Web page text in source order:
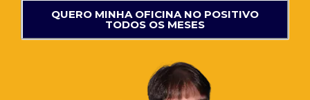
QUERO MINHA OFICINA NO POSITIVO
TODOS OS MESES